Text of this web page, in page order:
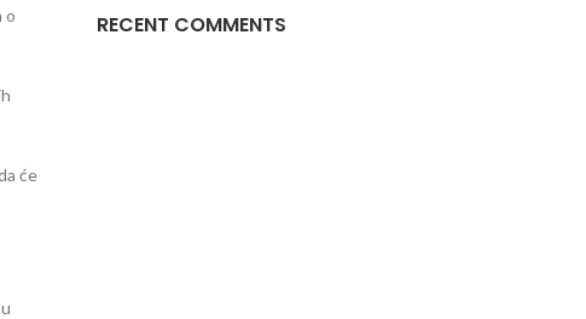
o
će
RECENT COMMENTS